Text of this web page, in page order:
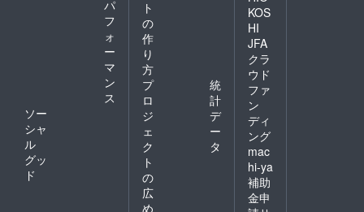
パ
フ
ォ
ー
マ
ン
ス
ソー
シャ
ル
グッ
ド
ト
の
作
り
方
プ
ロ
ジ
ェ
ク
ト
の
広
め
統
計
デ
ー
タ
KOS
HI
JFA
クラ
ウド
ファ
ン
ディ
ング
mac
hi-ya
補助
金申